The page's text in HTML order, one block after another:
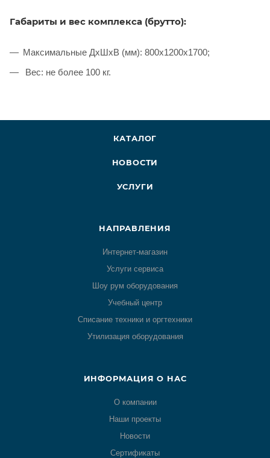
Габариты и вес комплекса (брутто):
Максимальные ДхШхВ (мм): 800x1200x1700;
Вес: не более 100 кг.
КАТАЛОГ
НОВОСТИ
УСЛУГИ
НАПРАВЛЕНИЯ
Интернет-магазин
Услуги сервиса
Шоу рум оборудования
Учебный центр
Списание техники и оргтехники
Утилизация оборудования
ИНФОРМАЦИЯ О НАС
О компании
Наши проекты
Новости
Сертификаты